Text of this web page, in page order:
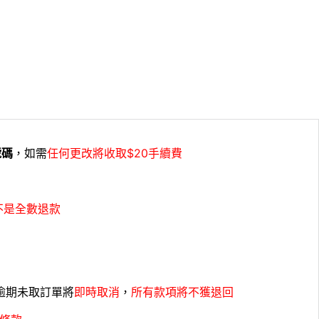
，如需任何更改將收取$20手續費
是全數退款
期未取訂單將即時取消 ， 所有款項將不獲退回